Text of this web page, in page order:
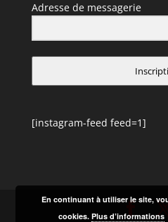
Adresse de messagerie
[instagram-feed feed=1]
En continuant à utiliser le site,
cookies.Plus d’informations